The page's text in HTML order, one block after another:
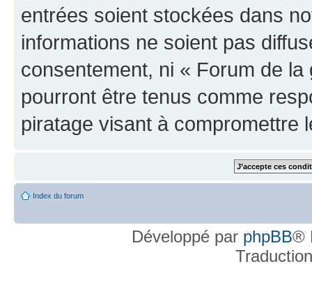
entrées soient stockées dans
informations ne soient pas
consentement, ni « Forum de
pourront être tenus comme
piratage visant à compromettre
Index du forum
Développé par phpBB®